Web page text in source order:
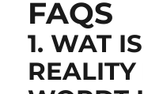
uitdagingen als
consumenten. Terwijl
deze technologie ons
waardoor we ons
deze spannende